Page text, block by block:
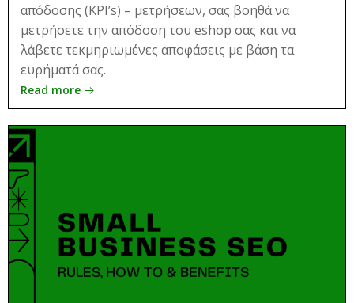
απόδοσης (KPI’s) – μετρήσεων, σας βοηθά να
μετρήσετε την απόδοση του eshop σας και να
λάβετε τεκμηριωμένες αποφάσεις με βάση τα
ευρήματά σας.
Read more